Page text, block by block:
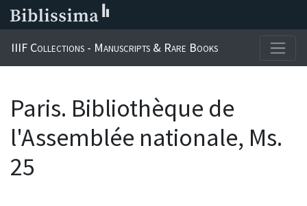
IIIF Collections - Manuscripts & Rare Books
Paris. Bibliothèque de
l'Assemblée nationale, Ms.
25